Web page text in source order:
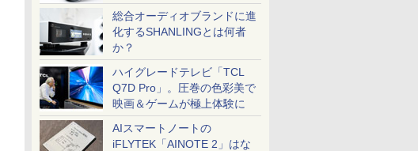
総合オーディオブランドに進
化するSHANLINGとは何者
か？
ハイグレードテレビ「TCL
Q7D Pro」。圧巻の色彩美で
映画＆ゲームが極上体験に
AIスマートノートの
iFLYTEK「AINOTE 2」はな